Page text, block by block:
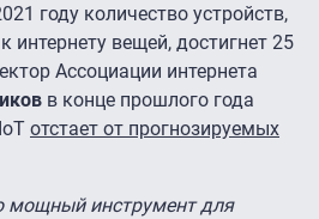
году количество устройств,
вещей, достигнет 25
Ассоциации интернета
в конце прошлого года
отстает от прогнозируемых
мощный инструмент для